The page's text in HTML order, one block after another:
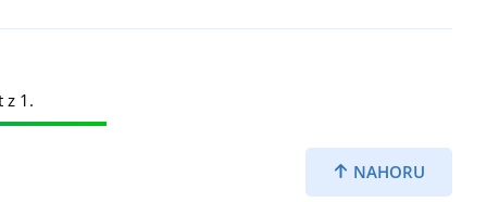
NAHORU
z 1.